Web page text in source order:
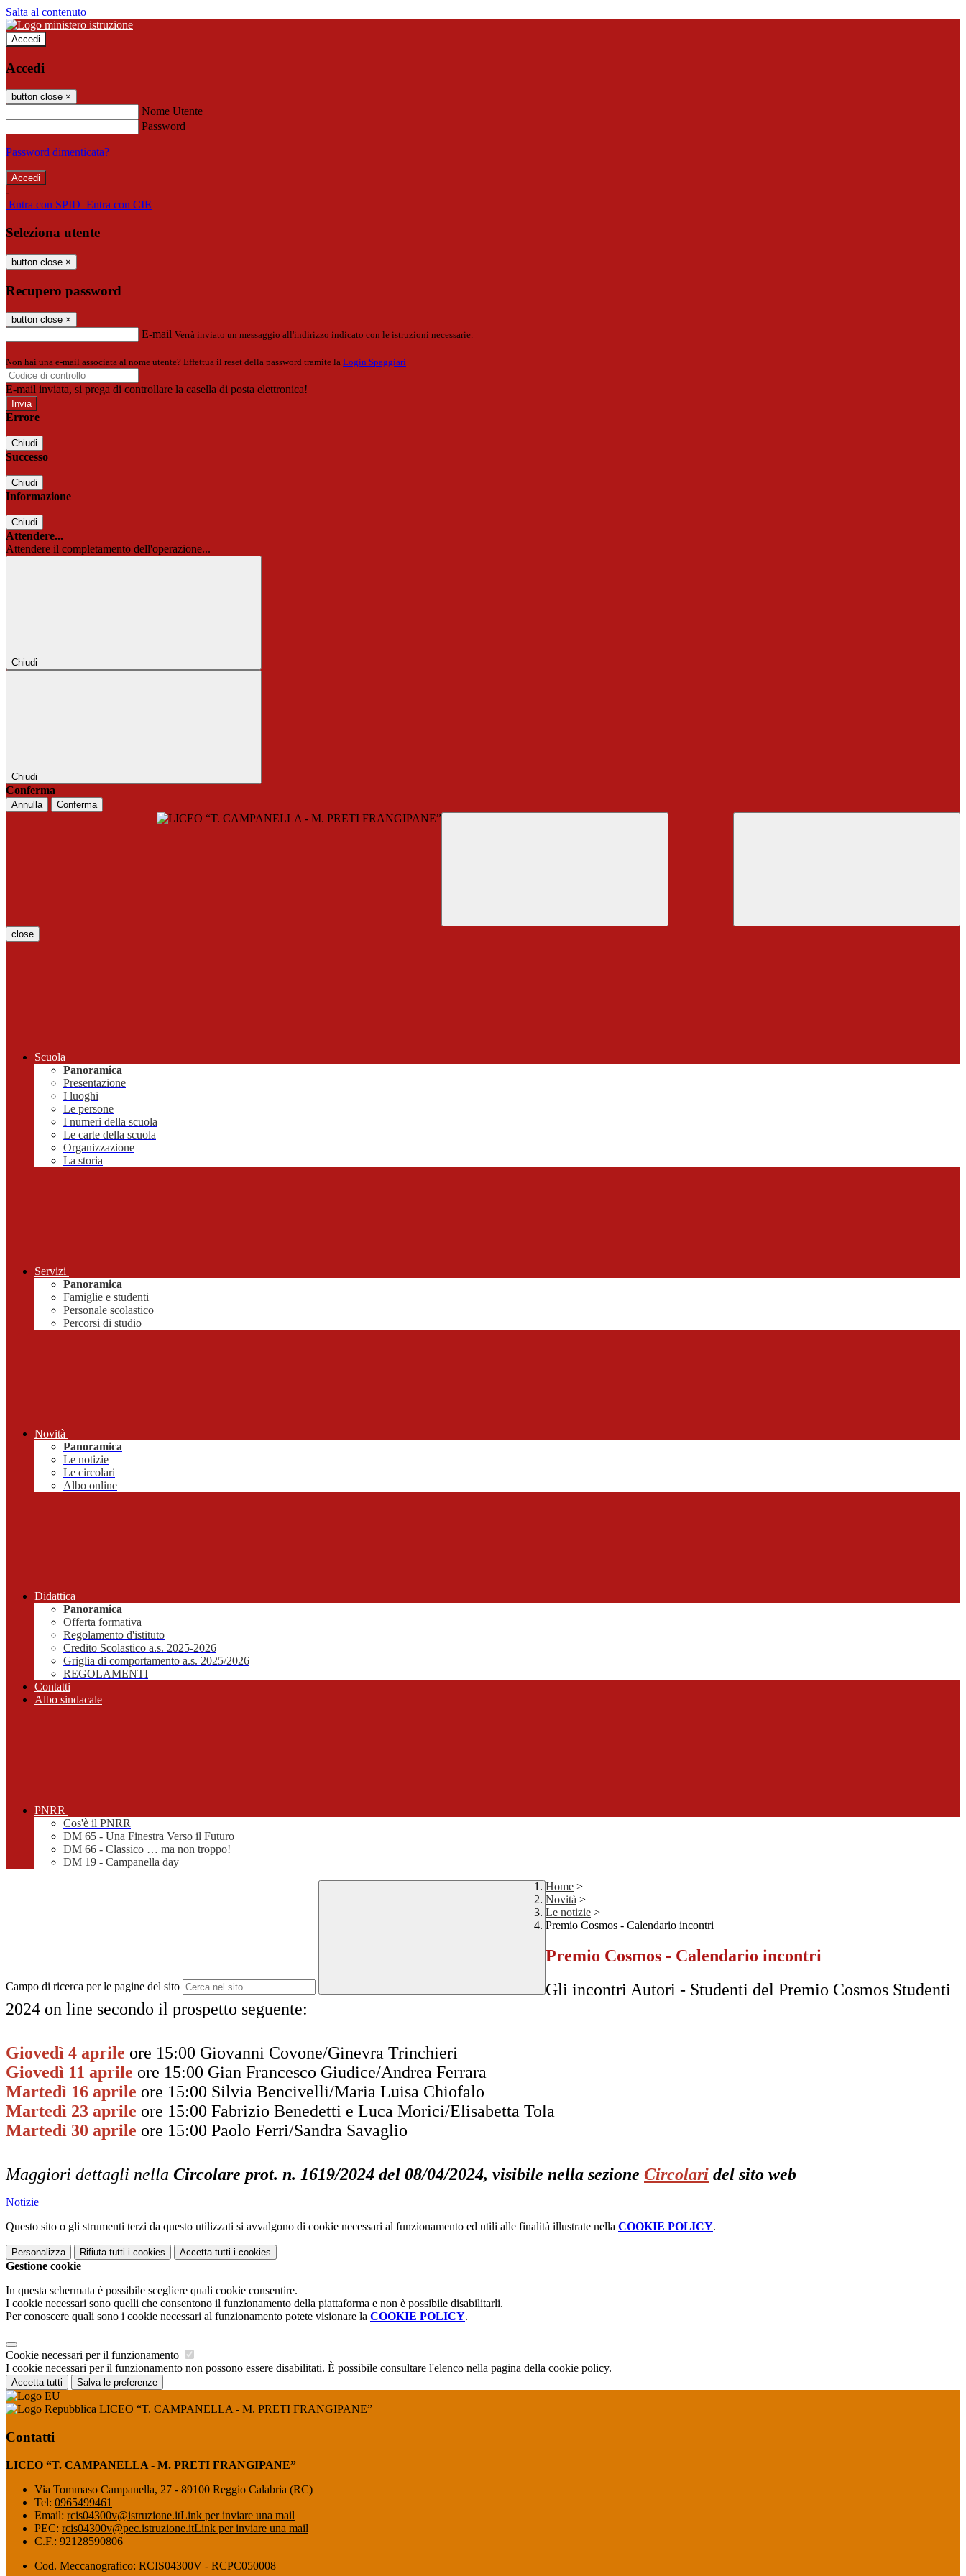
Salta al contenuto
Accedi
Accedi
button close ×
Nome Utente
Password
Password dimenticata?
-
Entra con SPID Entra con CIE
Seleziona utente
button close ×
Recupero password
button close ×
E-mail Verrà inviato un messaggio all'indirizzo indicato con le istruzioni necessarie.
Non hai una e-mail associata al nome utente? Effettua il reset della password tramite la Login Spaggiari
E-mail inviata, si prega di controllare la casella di posta elettronica!
Errore
Chiudi
Successo
Chiudi
Informazione
Chiudi
Attendere...
Attendere il completamento dell'operazione...
Chiudi
Chiudi
Conferma
Annulla Conferma
close
Scuola
Panoramica
Presentazione
I luoghi
Le persone
I numeri della scuola
Le carte della scuola
Organizzazione
La storia
Servizi
Panoramica
Famiglie e studenti
Personale scolastico
Percorsi di studio
Novità
Panoramica
Le notizie
Le circolari
Albo online
Didattica
Panoramica
Offerta formativa
Regolamento d'istituto
Credito Scolastico a.s. 2025-2026
Griglia di comportamento a.s. 2025/2026
REGOLAMENTI
Contatti
Albo sindacale
PNRR
Cos'è il PNRR
DM 65 - Una Finestra Verso il Futuro
DM 66 - Classico … ma non troppo!
DM 19 - Campanella day
Campo di ricerca per le pagine del sito
Home >
Novità >
Le notizie >
Premio Cosmos - Calendario incontri
Premio Cosmos - Calendario incontri
Gli incontri Autori - Studenti del Premio Cosmos Studenti
2024 on line secondo il prospetto seguente:
Giovedì 4 aprile ore 15:00 Giovanni Covone/Ginevra Trinchieri
Giovedì 11 aprile ore 15:00 Gian Francesco Giudice/Andrea Ferrara
Martedì 16 aprile ore 15:00 Silvia Bencivelli/Maria Luisa Chiofalo
Martedì 23 aprile ore 15:00 Fabrizio Benedetti e Luca Morici/Elisabetta Tola
Martedì 30 aprile ore 15:00 Paolo Ferri/Sandra Savaglio
Maggiori dettagli nella Circolare prot. n. 1619/2024 del 08/04/2024, visibile nella sezione Circolari del sito web
Notizie
Questo sito o gli strumenti terzi da questo utilizzati si avvalgono di cookie necessari al funzionamento ed utili alle finalità illustrate nella COOKIE POLICY.
Personalizza Rifiuta tutti i cookies Accetta tutti i cookies
Gestione cookie
In questa schermata è possibile scegliere quali cookie consentire.
I cookie necessari sono quelli che consentono il funzionamento della piattaforma e non è possibile disabilitarli.
Per conoscere quali sono i cookie necessari al funzionamento potete visionare la COOKIE POLICY.
Cookie necessari per il funzionamento
I cookie necessari per il funzionamento non possono essere disabilitati. È possibile consultare l'elenco nella pagina della cookie policy.
Accetta tutti Salva le preferenze
LICEO “T. CAMPANELLA - M. PRETI FRANGIPANE”
Contatti
LICEO “T. CAMPANELLA - M. PRETI FRANGIPANE”
Via Tommaso Campanella, 27 - 89100 Reggio Calabria (RC)
Tel: 0965499461
Email: rcis04300v@istruzione.itLink per inviare una mail
PEC: rcis04300v@pec.istruzione.itLink per inviare una mail
C.F.: 92128590806
Cod. Meccanografico: RCIS04300V - RCPC050008